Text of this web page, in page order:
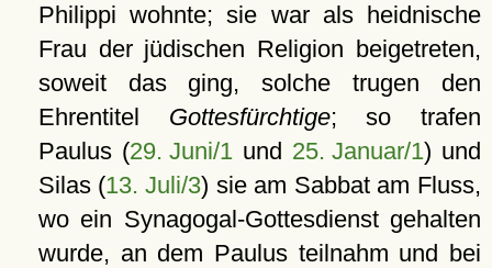
Philippi wohnte; sie war als heidnische
Frau der jüdischen Religion beigetreten,
soweit das ging, solche trugen den
Ehrentitel Gottesfürchtige; so trafen
Paulus (29. Juni/1und 25. Januar/1) und
Silas (13. Juli/3) sie am Sabbat am Fluss,
wo ein Synagogal-Gottesdienst gehalten
wurde, an dem Paulus teilnahm und bei